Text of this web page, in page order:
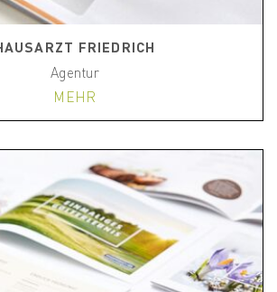
FRIEDRICH
Agentur
MEHR